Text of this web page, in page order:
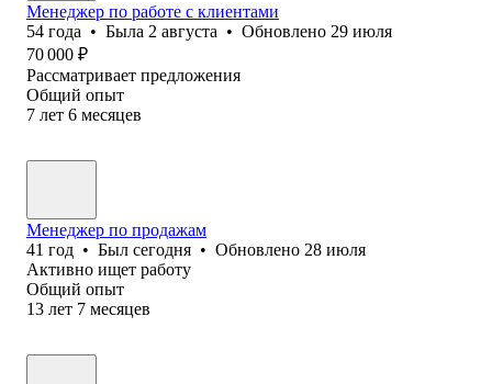
Менеджер по работе с клиентами
54 года • Была 2 августа • Обновлено 29 июля
70 000 ₽
Рассматривает предложения
Общий опыт
7 лет 6 месяцев
Менеджер по продажам
41 год • Был сегодня • Обновлено 28 июля
Активно ищет работу
Общий опыт
13 лет 7 месяцев